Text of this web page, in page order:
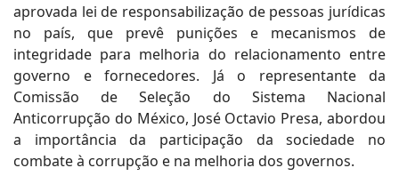
aprovada lei de responsabilização de pessoas jurídicas
no país, que prevê punições e mecanismos de
integridade para melhoria do relacionamento entre
governo e fornecedores. Já o representante da
Comissão de Seleção do Sistema Nacional
Anticorrupção do México, José Octavio Presa, abordou
a importância da participação da sociedade no
combate à corrupção e na melhoria dos governos.